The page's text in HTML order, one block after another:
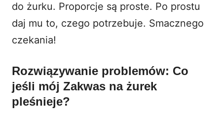
do żurku. Proporcje są proste. Po prostu
daj mu to, czego potrzebuje. Smacznego
czekania!
Rozwiązywanie problemów: Co
jeśli mój Zakwas na żurek
pleśnieje?